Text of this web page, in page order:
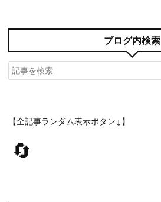
ブログ内検索
【全記事ランダム表示ボタン↓】
🔄